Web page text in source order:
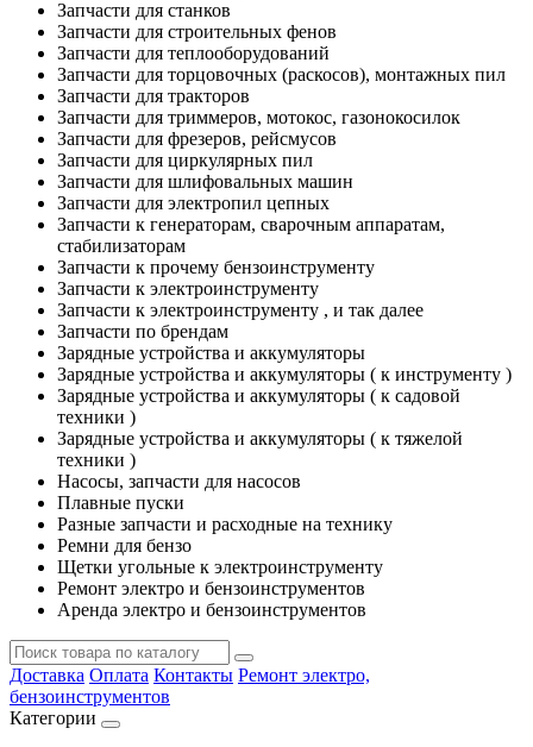
Запчасти для станков
Запчасти для строительных фенов
Запчасти для теплооборудований
Запчасти для торцовочных (раскосов), монтажных пил
Запчасти для тракторов
Запчасти для триммеров, мотокос, газонокосилок
Запчасти для фрезеров, рейсмусов
Запчасти для циркулярных пил
Запчасти для шлифовальных машин
Запчасти для электропил цепных
Запчасти к генераторам, сварочным аппаратам,
стабилизаторам
Запчасти к прочему бензоинструменту
Запчасти к электроинструменту
Запчасти к электроинструменту , и так далее
Запчасти по брендам
Зарядные устройства и аккумуляторы
Зарядные устройства и аккумуляторы ( к инструменту )
Зарядные устройства и аккумуляторы ( к садовой
техники )
Зарядные устройства и аккумуляторы ( к тяжелой
техники )
Насосы, запчасти для насосов
Плавные пуски
Разные запчасти и расходные на технику
Ремни для бензо
Щетки угольные к электроинструменту
Ремонт электро и бензоинструментов
Аренда электро и бензоинструментов
Доставка Оплата Контакты Ремонт электро,
бензоинструментов
Категории